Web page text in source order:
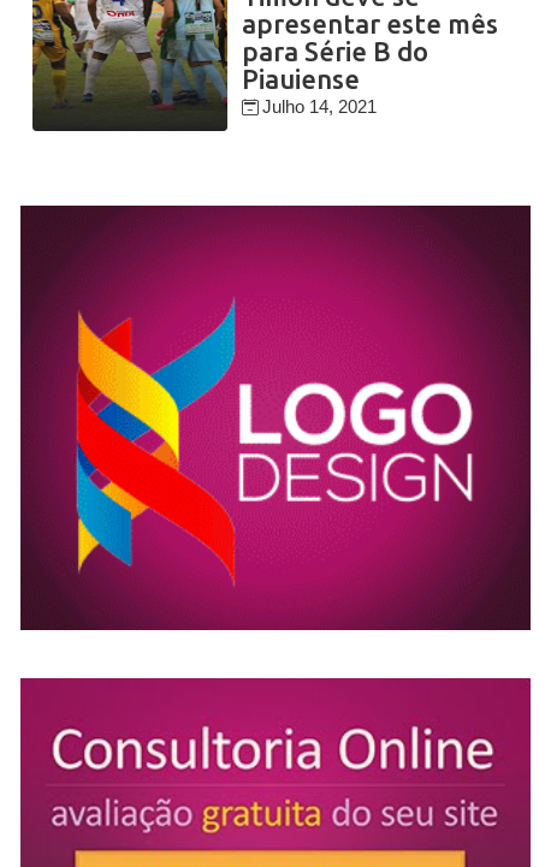
apresentar este mês
para Série B do
Piauiense
Julho 14, 2021